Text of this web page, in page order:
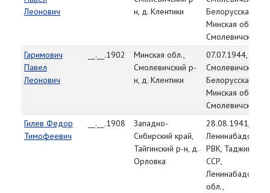
Леонович
н, д. Клентики
Белорусская
Минская обл.,
Смолевичский
Гаримович
Павел
Леонович
__.__.1902
Минская обл.,
Смолевичский р-
н, д. Клентики
07.07.1944,
Смолевичский
Белорусская
Минская обл.,
Смолевичский
Гилев Федор
Тимофеевич
__.__.1908
Западно-
Сибирский край,
Тайгинский р-н, д.
Орловка
28.08.1941,
Ленинабадский
РВК, Таджикская
ССР,
Ленинабадская
обл.,